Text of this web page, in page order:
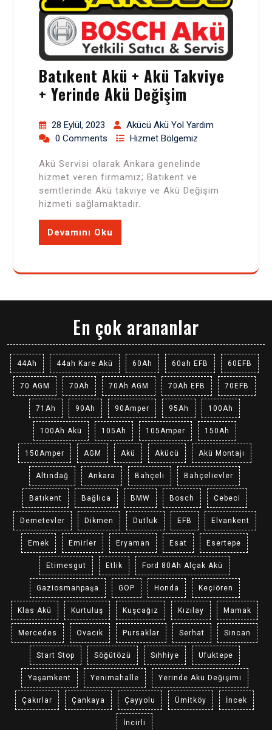
Batıkent Akü + Akü Takviye
+ Yerinde Akü Değişim
28 Eylül, 2023
Akücü Akü Yol Yardım
0 Comments
Hizmet Bölgemiz
Akü Servisi olarak Ankara genelinde
hizmet veren firmamız; Batıkent ve
semtlerinde Akü takviye ve Akü Değişim
hizmeti sağlamaktadır.
Devamını Oku
En çok arananlar
44Ah 44ah Kare Akü 60Ah 60ah EFB 60EFB
70 AGM 70Ah 70Ah AGM 70Ah EFB 70EFB
71Ah 90Ah 90Amper 95Ah 100Ah
100Ah Akü 105Ah 105Amper 150Ah
150Amper AGM Akü Akücü Akü Montajı
Altındağ Ankara Bahçeli Bahçelievler
Batıkent Bağlıca BMW Bosch Cebeci
Demetevler Dikmen Dutluk EFB Elvankent
Emek Emirler Eryaman Esat Esertepe
Etimesgut Etlik Ford 80Ah Alçak Akü
Gaziosmanpaşa GOP Honda Keçiören
Klas Akü Kurtuluş Kuşcağız Kızılay Mamak
Mercedes Ovacık Pursaklar Serhat Sincan
Start Stop Söğütözü Sıhhiye Ufuktepe
Yaşamkent Yenimahalle Yerinde Akü Değişimi
Çakırlar Çankaya Çayyolu Ümitköy İncek
İncirli